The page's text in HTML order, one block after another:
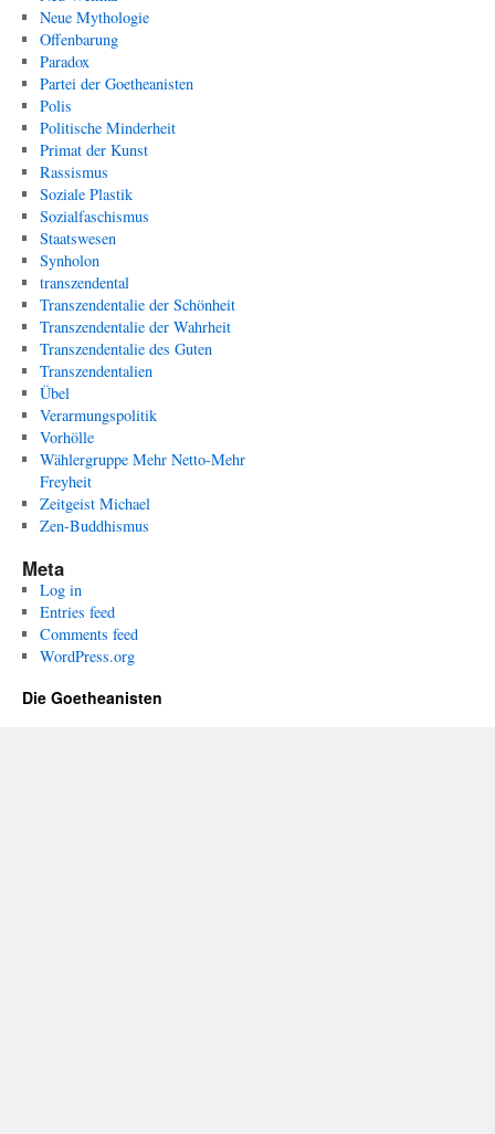
Neue Mythologie
Offenbarung
Paradox
Partei der Goetheanisten
Polis
Politische Minderheit
Primat der Kunst
Rassismus
Soziale Plastik
Sozialfaschismus
Staatswesen
Synholon
transzendental
Transzendentalie der Schönheit
Transzendentalie der Wahrheit
Transzendentalie des Guten
Transzendentalien
Übel
Verarmungspolitik
Vorhölle
Wählergruppe Mehr Netto-Mehr
Freyheit
Zeitgeist Michael
Zen-Buddhismus
Meta
Log in
Entries feed
Comments feed
WordPress.org
Die Goetheanisten